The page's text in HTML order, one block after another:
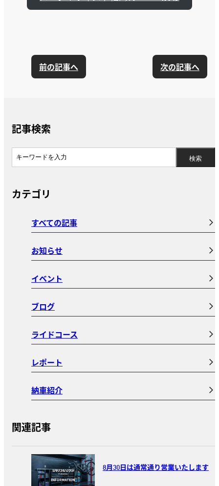
前の記事へ 次の記事へ
記事検索
カテゴリ
すべての記事
お知らせ
イベント
ブログ
ライドコース
レポート
納車紹介
関連記事
8月30日は通常通り営業いたします